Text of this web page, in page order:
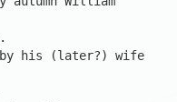
his (later?) wife